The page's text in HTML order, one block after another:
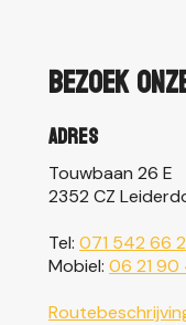
Bezoek
Adres
Touwbaan 26 E
2352 CZ
Tel: 071 542 66
Mobiel: 06 21